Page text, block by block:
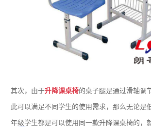
其次，由于升降课桌椅的桌子腿是通过滑轴调
此可以满足不同学生的使用需求，那么无论是
年级学生都是可以使用同一款升降课桌椅的，